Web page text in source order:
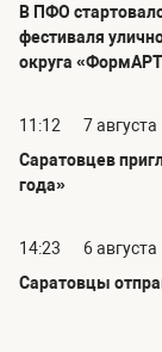
В ПФО
фестиваля
округа
11:12
7 августа
Саратовцев
года»
14:23
6 августа
Саратовцы